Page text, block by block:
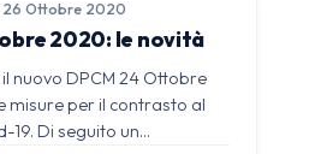
26 Ottobre 2020
2020: le novità
nuovo DPCM 24 Ottobre
misure per il contrasto al
19. Di seguito un…